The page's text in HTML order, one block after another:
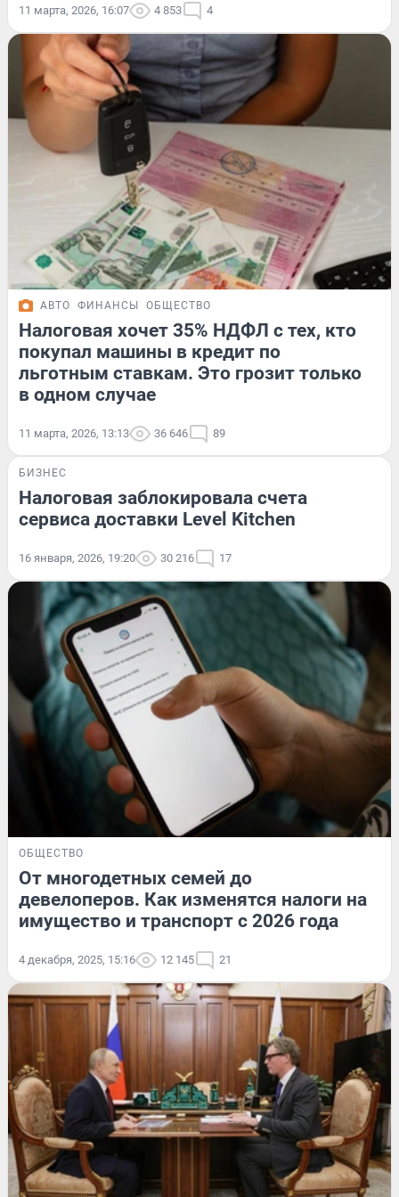
11 марта, 2026, 16:07 4 853 4
АВТО ФИНАНСЫ ОБЩЕСТВО
Налоговая хочет 35% НДФЛ с тех, кто
покупал машины в кредит по
льготным ставкам. Это грозит только
в одном случае
11 марта, 2026, 13:13 36 646 89
БИЗНЕС
Налоговая заблокировала счета
сервиса доставки Level Kitchen
16 января, 2026, 19:20 30 216 17
ОБЩЕСТВО
От многодетных семей до
девелоперов. Как изменятся налоги на
имущество и транспорт с 2026 года
4 декабря, 2025, 15:16 12 145 21